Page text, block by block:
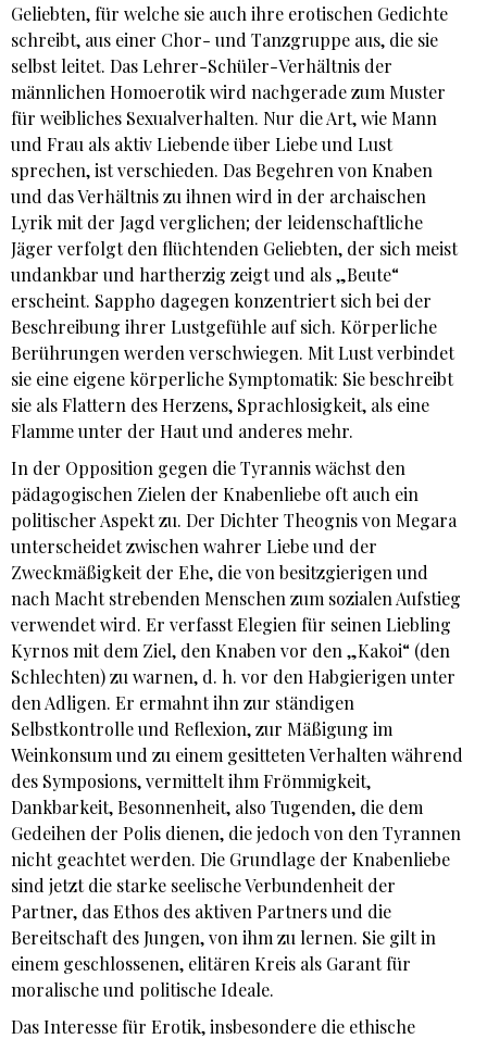
Geliebten, für welche sie auch ihre erotischen Gedichte
schreibt, aus einer Chor- und Tanzgruppe aus, die sie
selbst leitet. Das Lehrer-Schüler-Verhältnis der
männlichen Homoerotik wird nachgerade zum Muster
für weibliches Sexualverhalten. Nur die Art, wie Mann
und Frau als aktiv Liebende über Liebe und Lust
sprechen, ist verschieden. Das Begehren von Knaben
und das Verhältnis zu ihnen wird in der archaischen
Lyrik mit der Jagd verglichen; der leidenschaftliche
Jäger verfolgt den flüchtenden Geliebten, der sich meist
undankbar und hartherzig zeigt und als „Beute“
erscheint. Sappho dagegen konzentriert sich bei der
Beschreibung ihrer Lustgefühle auf sich. Körperliche
Berührungen werden verschwiegen. Mit Lust verbindet
sie eine eigene körperliche Symptomatik: Sie beschreibt
sie als Flattern des Herzens, Sprachlosigkeit, als eine
Flamme unter der Haut und anderes mehr.
In der Opposition gegen die Tyrannis wächst den
pädagogischen Zielen der Knabenliebe oft auch ein
politischer Aspekt zu. Der Dichter Theognis von Megara
unterscheidet zwischen wahrer Liebe und der
Zweckmäßigkeit der Ehe, die von besitzgierigen und
nach Macht strebenden Menschen zum sozialen Aufstieg
verwendet wird. Er verfasst Elegien für seinen Liebling
Kyrnos mit dem Ziel, den Knaben vor den „Kakoi“ (den
Schlechten) zu warnen, d. h. vor den Habgierigen unter
den Adligen. Er ermahnt ihn zur ständigen
Selbstkontrolle und Reflexion, zur Mäßigung im
Weinkonsum und zu einem gesitteten Verhalten während
des Symposions, vermittelt ihm Frömmigkeit,
Dankbarkeit, Besonnenheit, also Tugenden, die dem
Gedeihen der Polis dienen, die jedoch von den Tyrannen
nicht geachtet werden. Die Grundlage der Knabenliebe
sind jetzt die starke seelische Verbundenheit der
Partner, das Ethos des aktiven Partners und die
Bereitschaft des Jungen, von ihm zu lernen. Sie gilt in
einem geschlossenen, elitären Kreis als Garant für
moralische und politische Ideale.
Das Interesse für Erotik, insbesondere die ethische